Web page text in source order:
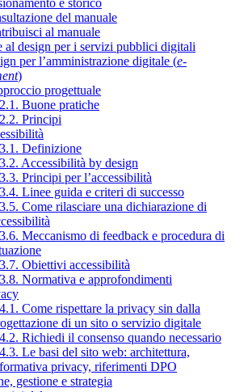
del manuale
al manuale
al design per i servizi pubblici digitali
per l’amministrazione digitale (e-
)
progettuale
Buone pratiche
Principi
Definizione
Accessibilità by design
Principi per l’accessibilità
Linee guida e criteri di successo
Come rilasciare una dichiarazione di
Meccanismo di feedback e procedura di
Obiettivi accessibilità
Normativa e approfondimenti
Come rispettare la privacy sin dalla
di un sito o servizio digitale
Richiedi il consenso quando necessario
Le basi del sito web: architettura,
privacy, riferimenti DPO
gestione e strategia